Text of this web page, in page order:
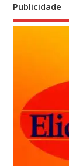
Publicidade